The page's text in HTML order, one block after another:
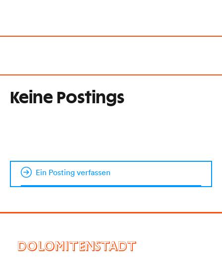
Keine Postings
Ein Posting verfassen
DOLOMITENSTADT